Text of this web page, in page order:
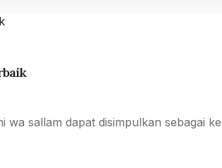
wa sallam dapat disimpulkan sebagai